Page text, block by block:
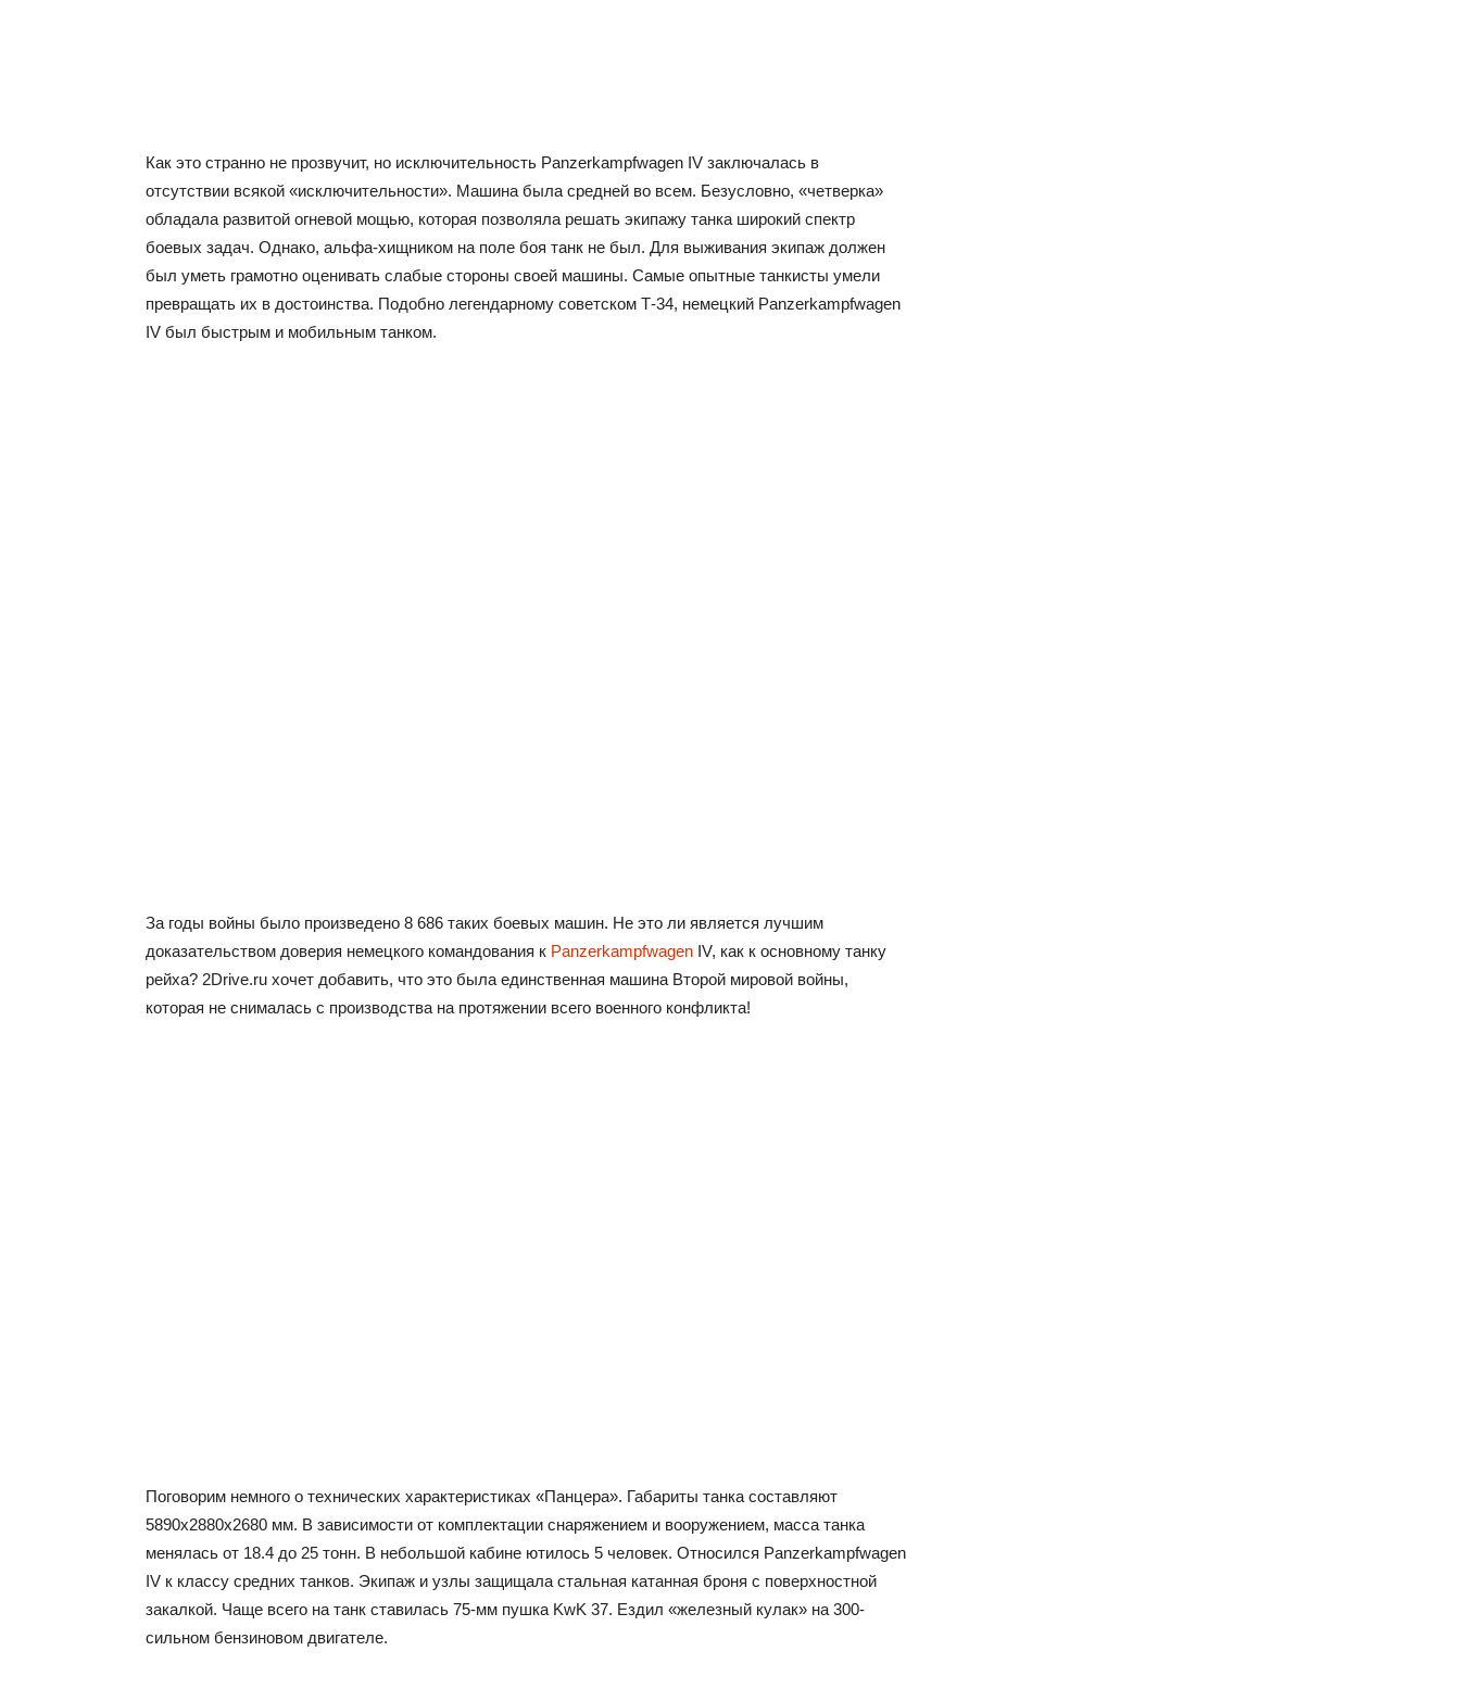
Как это странно не прозвучит, но исключительность Panzerkampfwagen IV заключалась в
отсутствии всякой «исключительности». Машина была средней во всем. Безусловно, «четверка»
обладала развитой огневой мощью, которая позволяла решать экипажу танка широкий спектр
боевых задач. Однако, альфа-хищником на поле боя танк не был. Для выживания экипаж должен
был уметь грамотно оценивать слабые стороны своей машины. Самые опытные танкисты умели
превращать их в достоинства. Подобно легендарному советском Т-34, немецкий Panzerkampfwagen
IV был быстрым и мобильным танком.
За годы войны было произведено 8 686 таких боевых машин. Не это ли является лучшим
доказательством доверия немецкого командования к Panzerkampfwagen IV, как к основному танку
рейха? 2Drive.ru хочет добавить, что это была единственная машина Второй мировой войны,
которая не снималась с производства на протяжении всего военного конфликта!
Поговорим немного о технических характеристиках «Панцера». Габариты танка составляют
5890х2880х2680 мм. В зависимости от комплектации снаряжением и вооружением, масса танка
менялась от 18.4 до 25 тонн. В небольшой кабине ютилось 5 человек. Относился Panzerkampfwagen
IV к классу средних танков. Экипаж и узлы защищала стальная катанная броня с поверхностной
закалкой. Чаще всего на танк ставилась 75-мм пушка KwK 37. Ездил «железный кулак» на 300-
сильном бензиновом двигателе.